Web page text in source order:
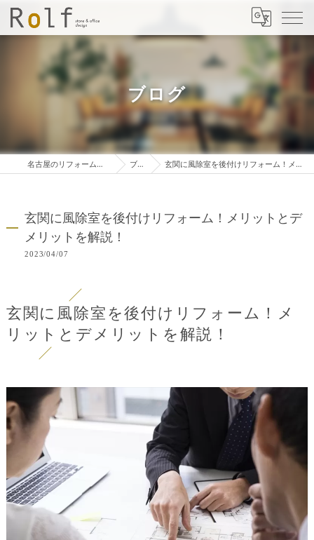
ブログ
名古屋のリフォームは株式会社ロルフ ブログ 玄関に風除室を後付けリフォーム！メリットとデメリットを解説！
玄関に風除室を後付けリフォーム！メリットとデ
メリットを解説！
2023/04/07
玄関に風除室を後付けリフォーム！メ
リットとデメリットを解説！